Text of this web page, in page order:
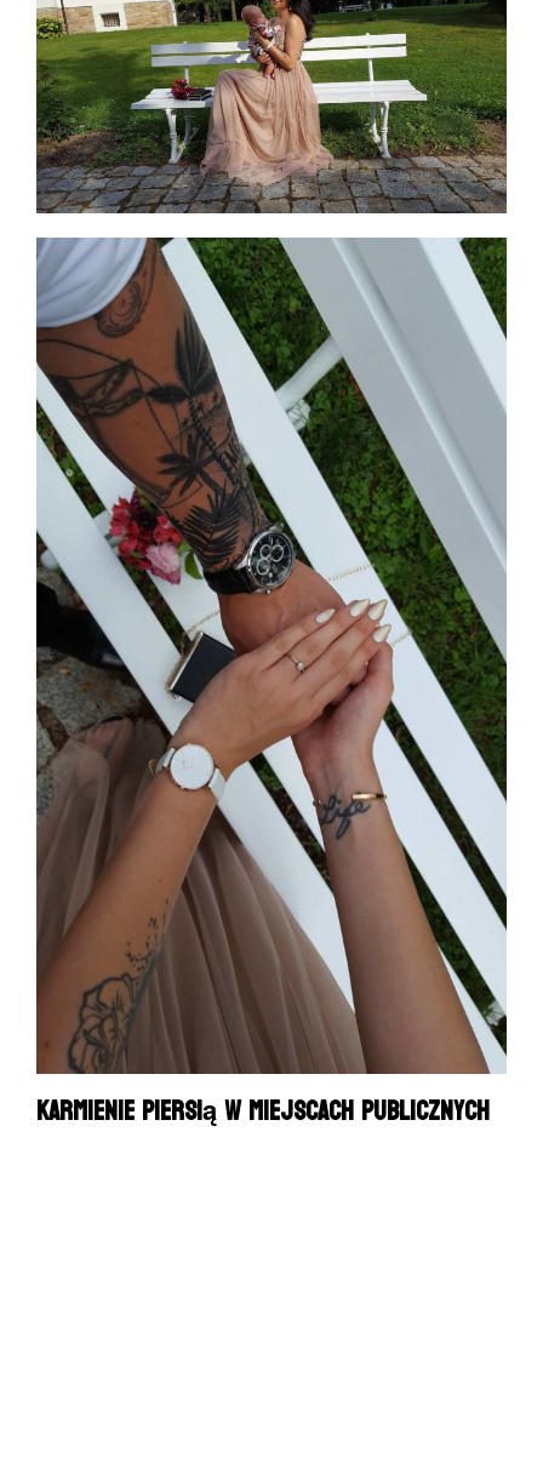
Karmienie piersią w miejscach publicznych